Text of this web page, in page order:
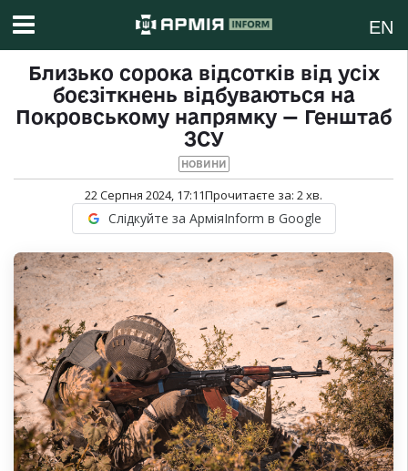
EN
Близько сорока відсотків від усіх
боєзіткнень відбуваються на
Покровському напрямку — Генштаб
ЗСУ
НОВИНИ
22 Серпня 2024, 17:11Прочитаєте за: 2хв.
Слідкуйте за АрміяInform в Google